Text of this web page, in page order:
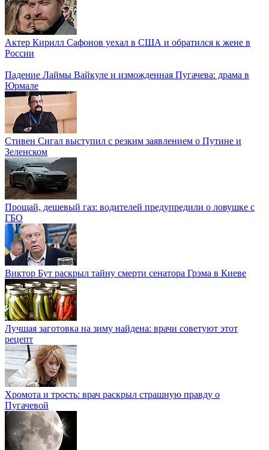
Актер Кирилл Сафонов уехал в США и обратился к жене в
России
Падение Лаймы Вайкуле и изможденная Пугачева: драма в
Юрмале
Стивен Сигал выступил с резким заявлением о Путине и
Зеленском
Прощай, дешевый газ: водителей предупредили о ловушке с
ГБО
Виктор Бут раскрыл тайну смерти сенатора Грэма в Киеве
Лучшая заготовка на зиму найдена: врачи советуют этот
рецепт
Хромота и трость: врач раскрыл страшную правду о
Пугачевой